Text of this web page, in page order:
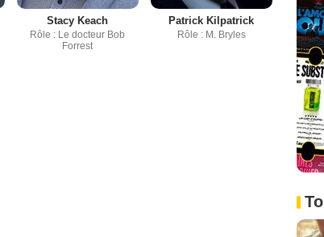
Stacy Keach
Rôle : Le docteur Bob
Forrest
Patrick Kilpatrick
Rôle : M. Bryles